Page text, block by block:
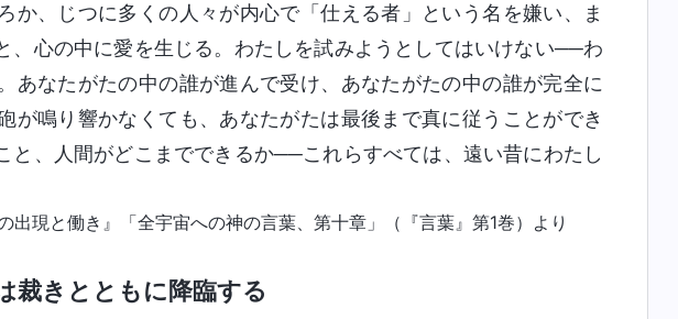
か、じつに多くの人々が内心で「仕える者」という名を嫌い、ま
、心の中に愛を生じる。わたしを試みようとしてはいけない──わ
あなたがたの中の誰が進んで受け、あなたがたの中の誰が完全に
が鳴り響かなくても、あなたがたは最後まで真に従うことができ
と、人間がどこまでできるか──これらすべては、遠い昔にわたし
の出現と働き』「全宇宙への神の言葉、第十章」（『言葉』第1巻）より
裁きとともに降臨する